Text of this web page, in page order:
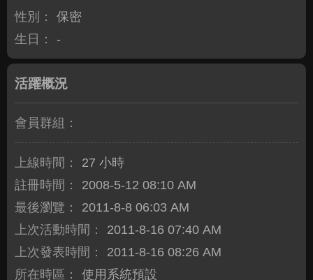
性別：
保密
生日：
-
活躍概況
會員群組：
上線時間：
27 小時
註冊時間：
2008-5-12 08:10 AM
最後瀏覽：
2011-8-8 06:03 AM
上次活動時間：
2011-8-16 07:40 AM
上次發表時間：
2011-8-16 08:26 AM
所在時區：
使用系統預設